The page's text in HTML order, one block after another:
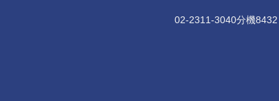
02-2311-3040分機8432